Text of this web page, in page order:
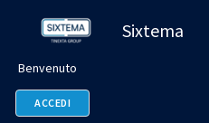
Sixtema
Benvenuto
ACCEDI